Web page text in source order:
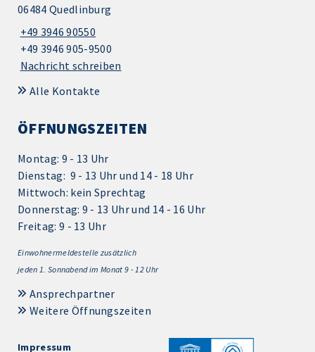
06484 Quedlinburg
+49 3946 90550
+49 3946 905-9500
Nachricht schreiben
Alle Kontakte
ÖFFNUNGSZEITEN
Montag: 9 - 13 Uhr
Dienstag: 9 - 13 Uhr und 14 - 18 Uhr
Mittwoch: kein Sprechtag
Donnerstag: 9 - 13 Uhr und 14 - 16 Uhr
Freitag: 9 - 13 Uhr
Einwohnermeldestelle zusätzlich
jeden 1. Sonnabend im Monat 9 - 12 Uhr
Ansprechpartner
Weitere Öffnungszeiten
Impressum